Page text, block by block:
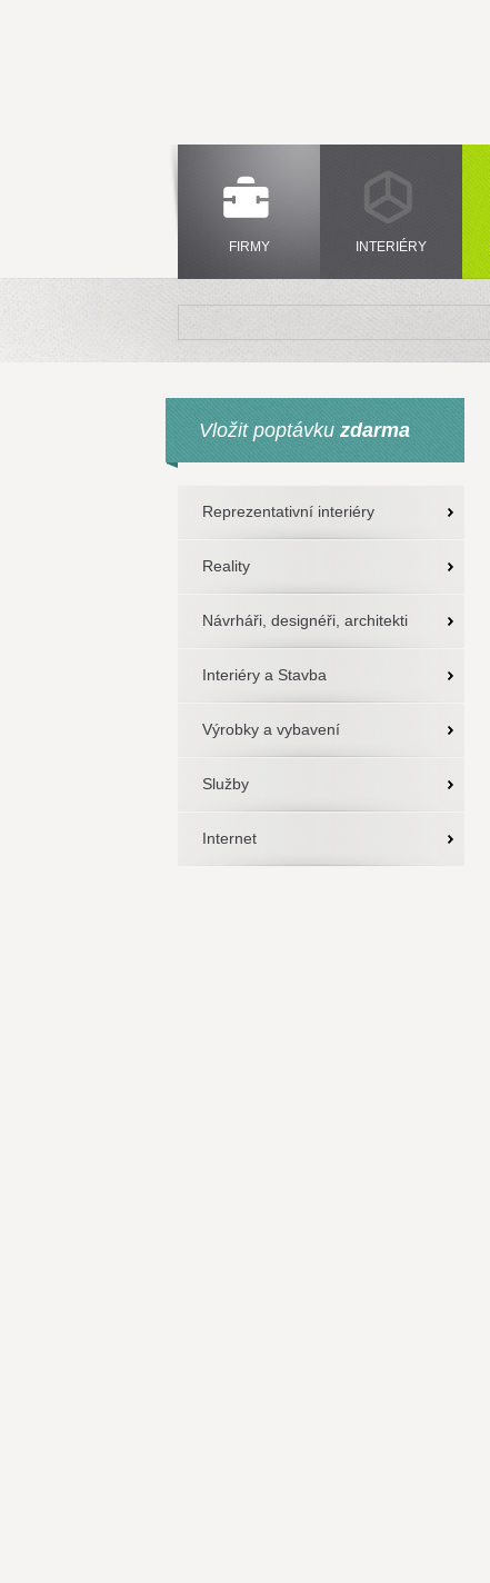
FIRMY INTERIÉRY
Vložit poptávku zdarma
Reprezentativní interiéry
Reality
Návrháři, designéři, architekti
Interiéry a Stavba
Výrobky a vybavení
Služby
Internet